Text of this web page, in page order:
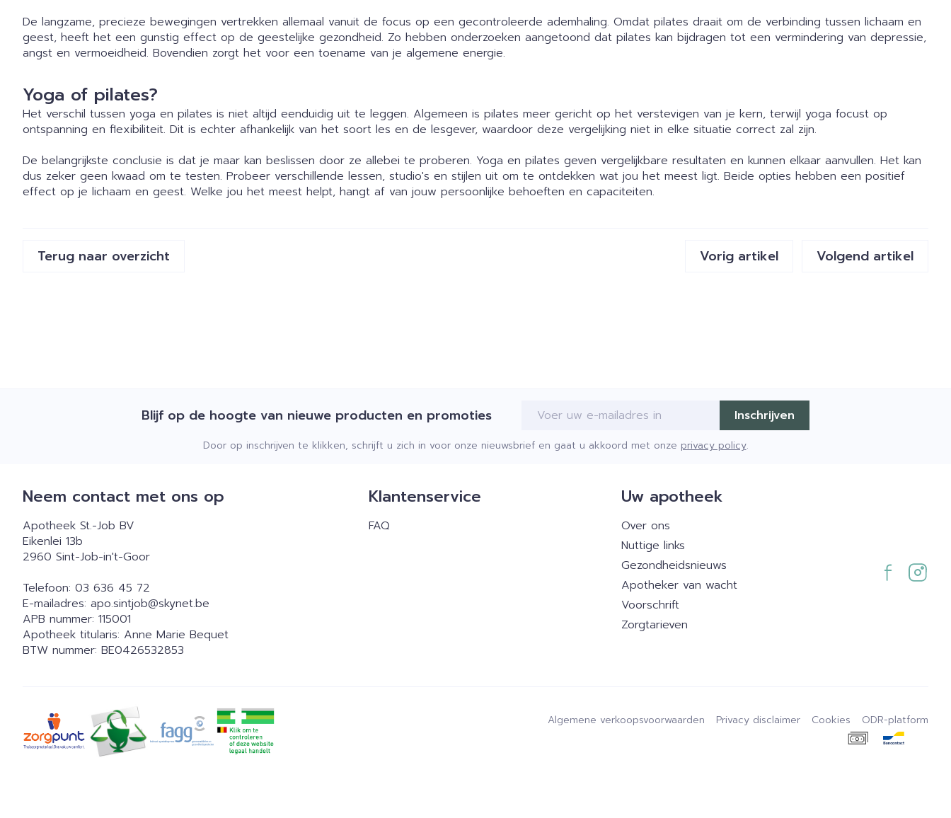
De langzame, precieze bewegingen vertrekken allemaal vanuit de focus op een gecontroleerde ademhaling. Omdat pilates draait om de verbinding tussen lichaam en
geest, heeft het een gunstig effect op de geestelijke gezondheid. Zo hebben onderzoeken aangetoond dat pilates kan bijdragen tot een vermindering van depressie,
angst en vermoeidheid. Bovendien zorgt het voor een toename van je algemene energie.
Yoga of pilates?
Het verschil tussen yoga en pilates is niet altijd eenduidig uit te leggen. Algemeen is pilates meer gericht op het verstevigen van je kern, terwijl yoga focust op
ontspanning en flexibiliteit. Dit is echter afhankelijk van het soort les en de lesgever, waardoor deze vergelijking niet in elke situatie correct zal zijn.
De belangrijkste conclusie is dat je maar kan beslissen door ze allebei te proberen. Yoga en pilates geven vergelijkbare resultaten en kunnen elkaar aanvullen. Het kan
dus zeker geen kwaad om te testen. Probeer verschillende lessen, studio's en stijlen uit om te ontdekken wat jou het meest ligt. Beide opties hebben een positief
effect op je lichaam en geest. Welke jou het meest helpt, hangt af van jouw persoonlijke behoeften en capaciteiten.
Terug naar overzicht Vorig artikel Volgend artikel
Blijf op de hoogte van nieuwe producten en promoties E-mail adres Inschrijven
Door op inschrijven te klikken, schrijft u zich in voor onze nieuwsbrief en gaat u akkoord met onze privacy policy.
Neem contact met ons op
Apotheek St.-Job BV
Eikenlei 13b
2960 Sint-Job-in't-Goor
Telefoon: 03 636 45 72
E-mailadres: apo.sintjob@skynet.be
APB nummer: 115001
Apotheek titularis: Anne Marie Bequet
BTW nummer: BE0426532853
Klantenservice
FAQ
Uw apotheek
Over ons
Nuttige links
Gezondheidsnieuws
Apotheker van wacht
Voorschrift
Zorgtarieven
Algemene verkoopsvoorwaarden Privacy disclaimer Cookies ODR-platform